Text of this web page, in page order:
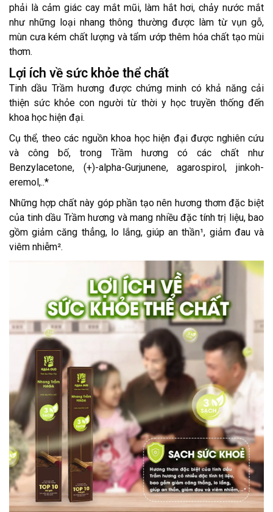
phải là cảm giác cay mắt mũi, làm hắt hơi, chảy nước mắt
như những loại nhang thông thường được làm từ vụn gỗ,
mùn cưa kém chất lượng và tẩm ướp thêm hóa chất tạo mùi
thơm.
Lợi ích về sức khỏe thể chất
Tinh dầu Trầm hương được chứng minh có khả năng cải
thiện sức khỏe con người từ thời y học truyền thống đến
khoa học hiện đại.
Cụ thể, theo các nguồn khoa học hiện đại được nghiên cứu
và công bố, trong Trầm hương có các chất như
Benzylacetone, (+)-alpha-Gurjunene, agarospirol, jinkoh-
eremol,..*
Những hợp chất này góp phần tạo nên hương thơm đặc biệt
của tinh dầu Trầm hương và mang nhiều đặc tính trị liệu, bao
gồm giảm căng thẳng, lo lắng, giúp an thần¹, giảm đau và
viêm nhiễm².